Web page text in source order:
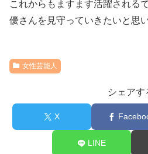
これからもますます活躍される
優さんを見守っていきたいと思
女性芸能人
シェアす
X
LINE